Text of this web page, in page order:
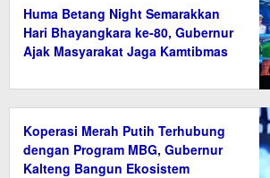
Huma Betang Night Semarakkan
Hari Bhayangkara ke-80, Gubernur
Ajak Masyarakat Jaga Kamtibmas
Koperasi Merah Putih Terhubung
dengan Program MBG, Gubernur
Kalteng Bangun Ekosistem